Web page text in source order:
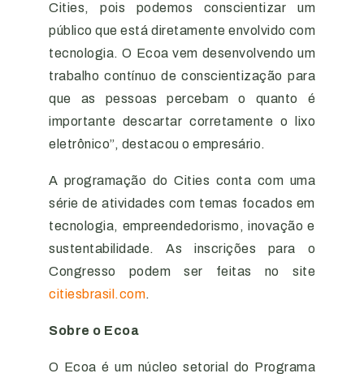
Cities, pois podemos conscientizar um
público que está diretamente envolvido com
tecnologia. O Ecoa vem desenvolvendo um
trabalho contínuo de conscientização para
que as pessoas percebam o quanto é
importante descartar corretamente o lixo
eletrônico”, destacou o empresário.
A programação do Cities conta com uma
série de atividades com temas focados em
tecnologia, empreendedorismo, inovação e
sustentabilidade. As inscrições para o
Congresso podem ser feitas no site
citiesbrasil.com.
Sobre o Ecoa
O Ecoa é um núcleo setorial do Programa